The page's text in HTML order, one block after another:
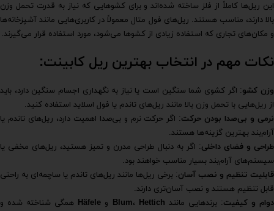
این ریل‌ها کاملاً از فلز ساخته شده‌اند و برای کشوهایی که نیاز به قدرت تحمل وزن
بالا دارند، مناسب هستند. ریل‌های فول متال معمولاً در کاربری‌هایی مانند آشپزخانه‌ها
و مکان‌های تجاری که استفاده زیادی از کشوها می‌شود، مورد استفاده قرار می‌گیرند.
نکات مهم در انتخاب بهترین ریل کابینت:
وزن کشو: اگر کشوی شما سنگین است یا نیاز به نگهداری اجسام سنگین دارد، باید
از ریل‌هایی با تحمل وزن بالا مانند ریل‌های تاندم یا فول اسلاید استفاده کنید.
نرمی و بی‌صدا بودن حرکت: اگر حرکت نرم و بی‌صدا اهمیت دارد، ریل‌های تاندم یا
آرام‌بند بهترین گزینه‌ها هستند.
طراحی و فضای داخلی: اگر به دنبال طراحی مدرن و تمیز هستید، ریل‌های مخفی یا
سیستم‌های آرام‌بند بسیار مناسب خواهند بود.
قابلیت تنظیم و نصب آسان: برخی ریل‌ها مانند ریل‌های تاندم یا ساچمه‌ای به راحتی
قابل تنظیم هستند و نصب آسان‌تری دارند.
دوام و کیفیت: برندهایی مانند Blum، Hettich و Häfele همگی شناخته شده و